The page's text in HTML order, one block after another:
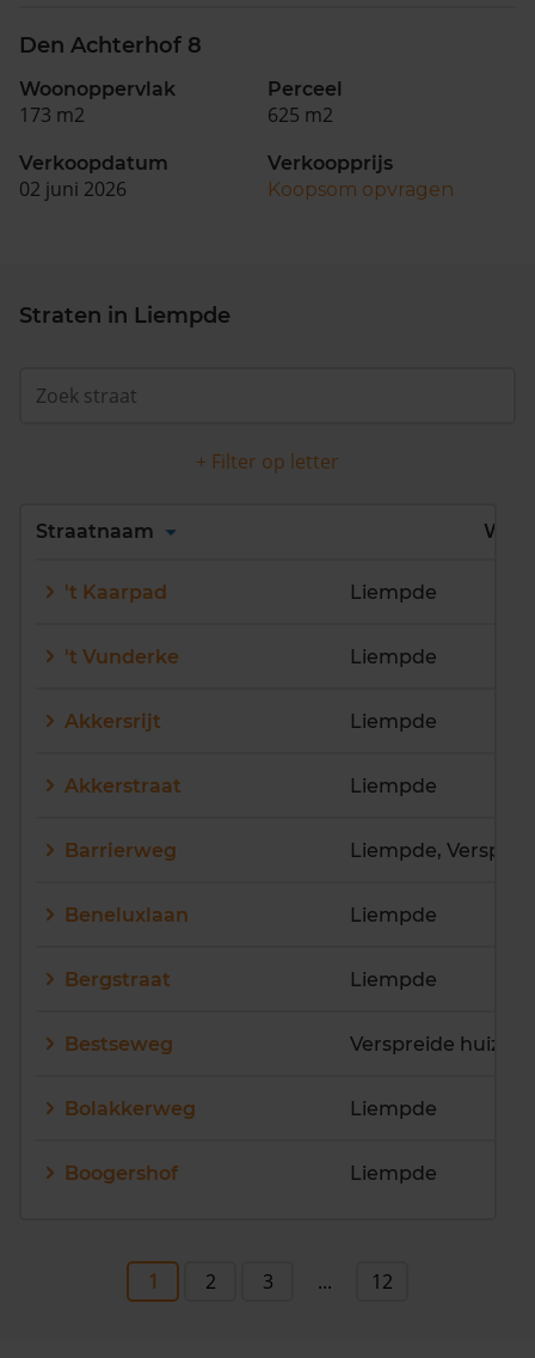
Den Achterhof 8
Woonoppervlak
173 m2
Perceel
625 m2
Verkoopdatum
02 juni 2026
Verkoopprijs
Koopsom opvragen
Straten in Liempde
+ Filter op letter
Alles
L
Q
R U
Straatnaam Wijk
't Kaarpad Liempde
't Vunderke Liempde
Akkersrijt Liempde
Akkerstraat Liempde
Barrierweg
Beneluxlaan Liempde
Bergstraat Liempde
Bestseweg
Bolakkerweg Liempde
Boogershof Liempde
1 2 3 ... 12